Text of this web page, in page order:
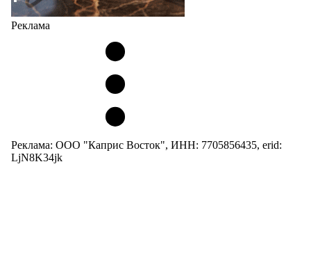
Реклама
Реклама: ООО "Каприс Восток", ИНН: 7705856435, erid:
LjN8K34jk